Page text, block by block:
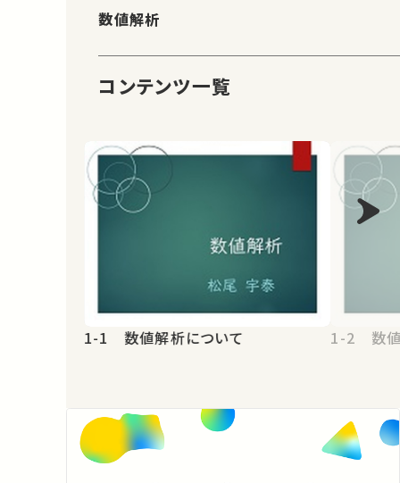
数値解析
コンテンツ一覧
1-1 数値解析について 1-2 数値